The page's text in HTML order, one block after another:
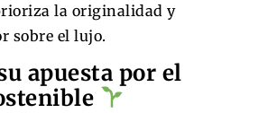
la originalidad y
sobre el lujo.
apuesta por el